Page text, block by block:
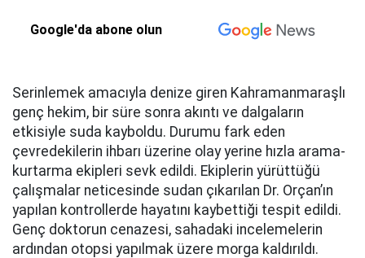
Google'da abone olun
Serinlemek amacıyla denize giren Kahramanmaraşlı
genç hekim, bir süre sonra akıntı ve dalgaların
etkisiyle suda kayboldu. Durumu fark eden
çevredekilerin ihbarı üzerine olay yerine hızla arama-
kurtarma ekipleri sevk edildi. Ekiplerin yürüttüğü
çalışmalar neticesinde sudan çıkarılan Dr. Orçan’ın
yapılan kontrollerde hayatını kaybettiği tespit edildi.
Genç doktorun cenazesi, sahadaki incelemelerin
ardından otopsi yapılmak üzere morga kaldırıldı.